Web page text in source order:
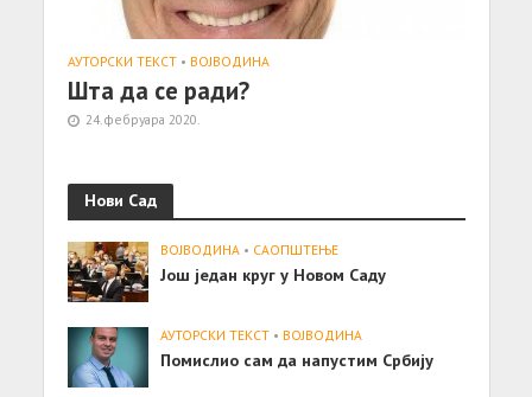
АУТОРСКИ ТЕКСТ • ВОЈВОДИНА
Шта да се ради?
24. фебруара 2020.
Нови Сад
ВОЈВОДИНА • САОПШТЕЊE
Jош један круг у Новом Саду
АУТОРСКИ ТЕКСТ • ВОЈВОДИНА
Помислио сам да напустим Србију